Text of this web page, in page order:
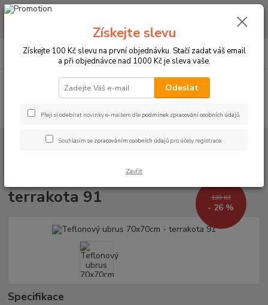
CHCETE NAKOUPIT VĚTŠÍ MNOŽSTVÍ NAŠICH PRODUKTŮ ZA LEPŠÍ
CZK
Hledat
+420 773 794 023
Pondělí-pátek 9-16 hodin
0
UBRUSY
Teflonové ubrusy jednobarevné s vodoodpudivou úpravou
Teflonový ubrus 70x70cm -
terrakota 91
138 Kč
- 26 %
Specifikace
Získejte slevu
Získejte 100 Kč slevu na první objednávku. Stačí zadat váš email
a při objednávce nad 1000 Kč je sleva vaše.
Odeslat
Přeji si odebírat novinky e-mailem dle podmínek zpracování osobních údajů.
Souhlasím se zpracováním osobních údajů pro účely registrace.
Zavřít